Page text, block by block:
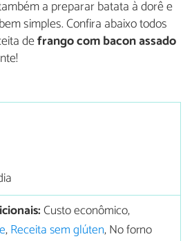
a preparar batata à dorê e
simples. Confira abaixo todos
defrango com bacon assado
Custo econômico,
,Receita sem glúten, No forno